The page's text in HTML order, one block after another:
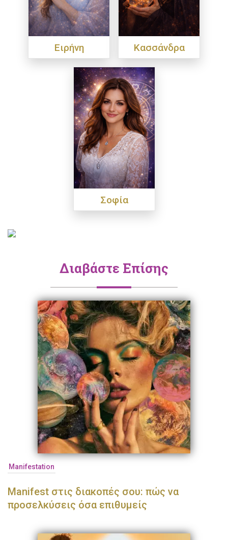
Ειρήνη Κασσάνδρα
Σοφία
Διαβάστε Επίσης
Manifestation
Manifest στις διακοπές σου: πώς να
προσελκύσεις όσα επιθυμείς